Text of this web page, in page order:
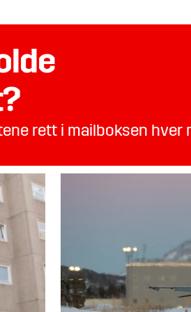
rett i mailboksen hver